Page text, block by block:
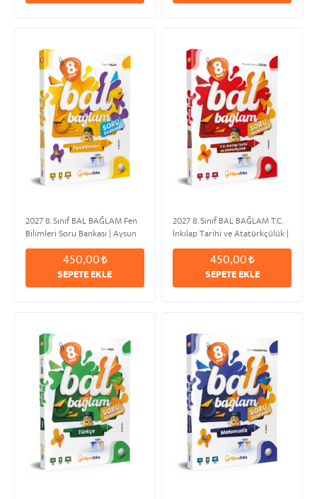
2027 8. Sınıf BAL BAĞLAM Fen
Bilimleri Soru Bankası | Aysun
ARSLAN
450,00
SEPETE EKLE
2027 8. Sınıf BAL BAĞLAM T.C.
İnkılap Tarihi ve Atatürkçülük |
Mustafa Kemal ÖZDEN
450,00
SEPETE EKLE